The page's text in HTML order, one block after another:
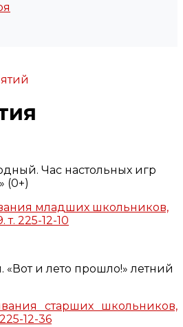
Час настольных игр
(0+)
младших школьников,
225-12-10
«Вот и лето прошло!» летний
старших школьников,
12-36